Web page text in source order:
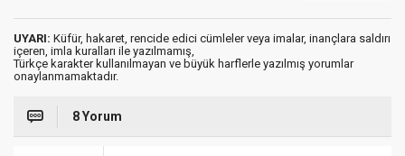
UYARI: Küfür, hakaret, rencide edici cümleler veya imalar, inançlara saldırı
içeren, imla kuralları ile yazılmamış,
Türkçe karakter kullanılmayan ve büyük harflerle yazılmış yorumlar
onaylanmamaktadır.
8 Yorum